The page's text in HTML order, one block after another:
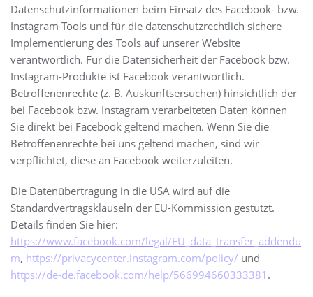
Datenschutzinformationen beim Einsatz des Facebook- bzw.
Instagram-Tools und für die datenschutzrechtlich sichere
Implementierung des Tools auf unserer Website
verantwortlich. Für die Datensicherheit der Facebook bzw.
Instagram-Produkte ist Facebook verantwortlich.
Betroffenenrechte (z. B. Auskunftsersuchen) hinsichtlich der
bei Facebook bzw. Instagram verarbeiteten Daten können
Sie direkt bei Facebook geltend machen. Wenn Sie die
Betroffenenrechte bei uns geltend machen, sind wir
verpflichtet, diese an Facebook weiterzuleiten.
Die Datenübertragung in die USA wird auf die
Standardvertragsklauseln der EU-Kommission gestützt.
Details finden Sie hier:
https://www.facebook.com/legal/EU_data_transfer_addendu
m, https://privacycenter.instagram.com/policy/ und
https://de-de.facebook.com/help/566994660333381 .